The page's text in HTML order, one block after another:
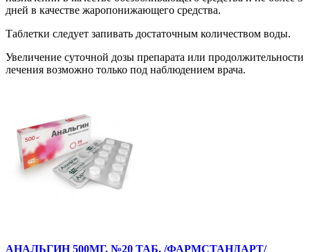
дней в качестве жаропонижающего средства.
Таблетки следует запивать достаточным количеством воды.
Увеличение суточной дозы препарата или продолжительности
лечения возможно только под наблюдением врача.
АНАЛЬГИН 500МГ. №20 ТАБ. /ФАРМСТАНДАРТ/